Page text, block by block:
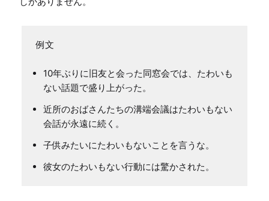
10年ぶりに旧友と会った同窓会では、たわいも
ない話題で盛り上がった。
近所のおばさんたちの溝端会議はたわいもない
会話が永遠に続く。
子供みたいにたわいもないことを言うな。
彼女のたわいもない行動には驚かされた。